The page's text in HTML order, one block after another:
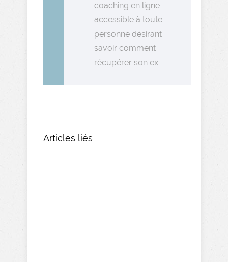
coaching en ligne
accessible à toute
personne désirant
savoir comment
récupérer son ex
Articles liés